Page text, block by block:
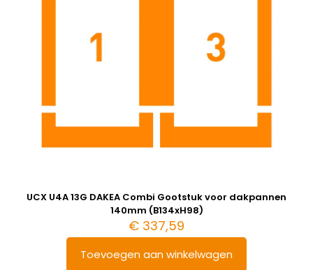
UCX U4A 13G DAKEA Combi Gootstuk voor dakpannen
140mm (B134xH98)
€ 337,59
Toevoegen aan winkelwagen